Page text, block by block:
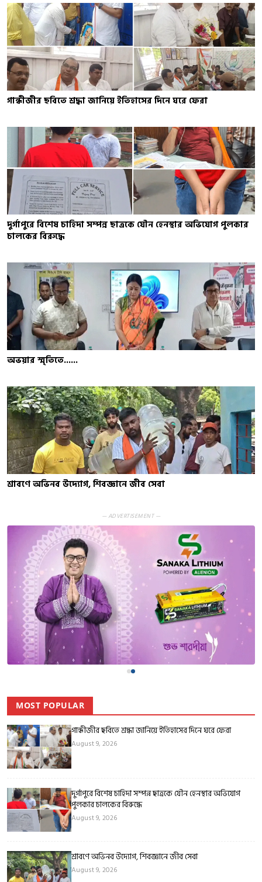
গান্ধীজীর ছবিতে শ্রদ্ধা জানিয়ে ইতিহাসের দিনে ঘরে ফেরা
দুর্গাপুরে বিশেষ চাহিদা সম্পন্ন ছাত্রকে যৌন হেনস্থার অভিযোগ পুলকার
চালকের বিরুদ্ধে
অভয়ার স্মৃতিতে......
শ্রাবণে অভিনব উদ্যোগ, শিবজ্ঞানে জীব সেবা
— ADVERTISEMENT —
MOST POPULAR
গান্ধীজীর ছবিতে শ্রদ্ধা জানিয়ে ইতিহাসের দিনে ঘরে ফেরা
August 9, 2026
দুর্গাপুরে বিশেষ চাহিদা সম্পন্ন ছাত্রকে যৌন হেনস্থার অভিযোগ
পুলকার চালকের বিরুদ্ধে
August 9, 2026
শ্রাবণে অভিনব উদ্যোগ, শিবজ্ঞানে জীব সেবা
August 9, 2026